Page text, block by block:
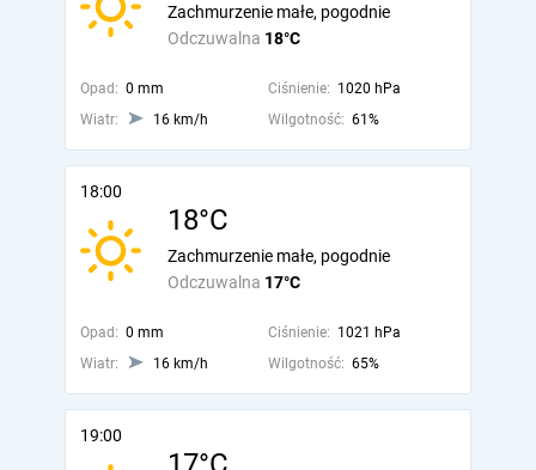
Odczuwalna 18°C
Zachmurzenie małe, pogodnie
Opad: 0 mm Ciśnienie: 1020 hPa
Wiatr:
16 km/h Wilgotność: 61%
18:00
18°C
Odczuwalna 17°C
Zachmurzenie małe, pogodnie
Opad: 0 mm Ciśnienie: 1021 hPa
Wiatr:
16 km/h Wilgotność: 65%
19:00